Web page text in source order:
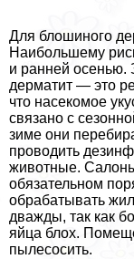
Для блошиного
Наибольшему
и ранней осенью.
дерматит — это
что насекомое
связано с
зиме они
проводить
животные.
обязательном
обpaбатывать
дважды, так как
яйца блох.
пылесосить.